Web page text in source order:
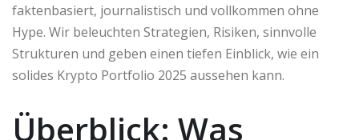
faktenbasiert, journalistisch und vollkommen ohne
Hype. Wir beleuchten Strategien, Risiken, sinnvolle
Strukturen und geben einen tiefen Einblick, wie ein
solides Krypto Portfolio 2025 aussehen kann.
Überblick: Was